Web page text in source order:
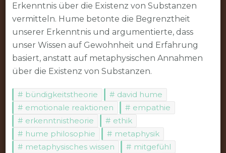
Erkenntnis über die Existenz von Substanzen
vermitteln. Hume betonte die Begrenztheit
unserer Erkenntnis und argumentierte, dass
unser Wissen auf Gewohnheit und Erfahrung
basiert, anstatt auf metaphysischen Annahmen
über die Existenz von Substanzen.
bündigkeitstheorie
david hume
emotionale reaktionen
empathie
erkenntnistheorie
ethik
hume philosophie
metaphysik
metaphysisches wissen
mitgefühl